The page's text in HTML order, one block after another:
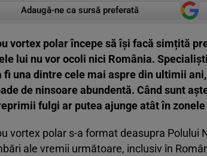
Adaugă-ne ca sursă preferată
vortex polar începe să își facă simțită
lui nu vor ocoli nici România.
fi una dintre cele mai aspre din ultimii
de ninsoare abundentă. Când sunt
fulgi ar putea ajunge atât în
vortex polar s-a format deasupra Polului
ale vremii următoare, inclusiv în